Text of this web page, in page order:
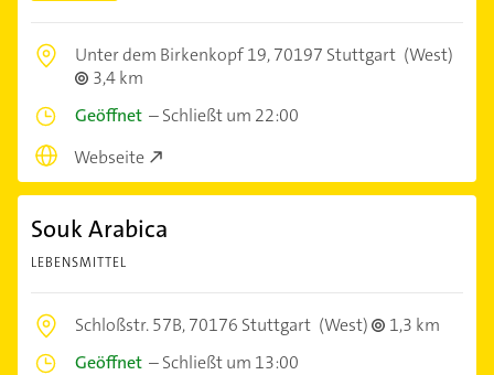
Unter dem Birkenkopf 19,70197 Stuttgart (West)
3,4 km
Geöffnet –Schließt um 22:00
Webseite
Souk Arabica
LEBENSMITTEL
Schloßstr. 57B,70176 Stuttgart (West)
1,3 km
Geöffnet –Schließt um 13:00